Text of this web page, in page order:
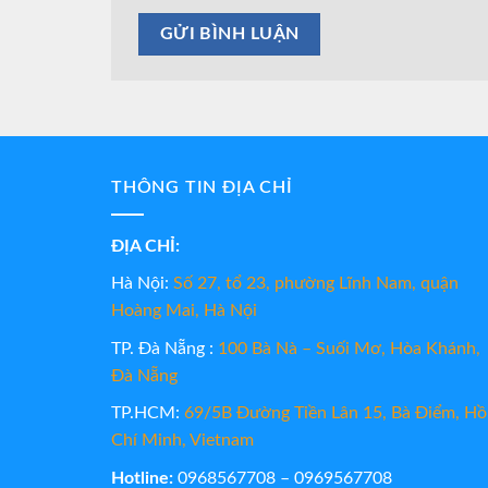
THÔNG TIN ĐỊA CHỈ
ĐỊA CHỈ:
Hà Nội: Số 27, tổ 23, phường Lĩnh Nam, quận
Hoàng Mai, Hà Nội
TP. Đà Nẵng : 100 Bà Nà – Suối Mơ, Hòa Khánh,
Đà Nẵng
TP.HCM: 69/5B Đường Tiền Lân 15, Bà Điểm, Hồ
Chí Minh, Vietnam
Hotline: 0968567708 – 0969567708